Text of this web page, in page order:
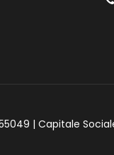
| Capitale